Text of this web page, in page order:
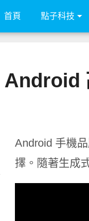
首頁 點子科技
Android
Android 手機
擇。隨著生成